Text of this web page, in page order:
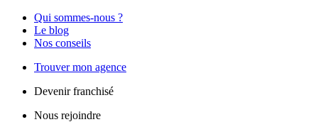
Qui sommes-nous ?
Le blog
Nos conseils
Trouver mon agence
Devenir franchisé
Nous rejoindre